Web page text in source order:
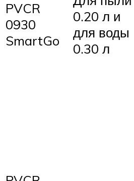
PVCR
0930
SmartGo
0.20 л и
для воды
0.30 л